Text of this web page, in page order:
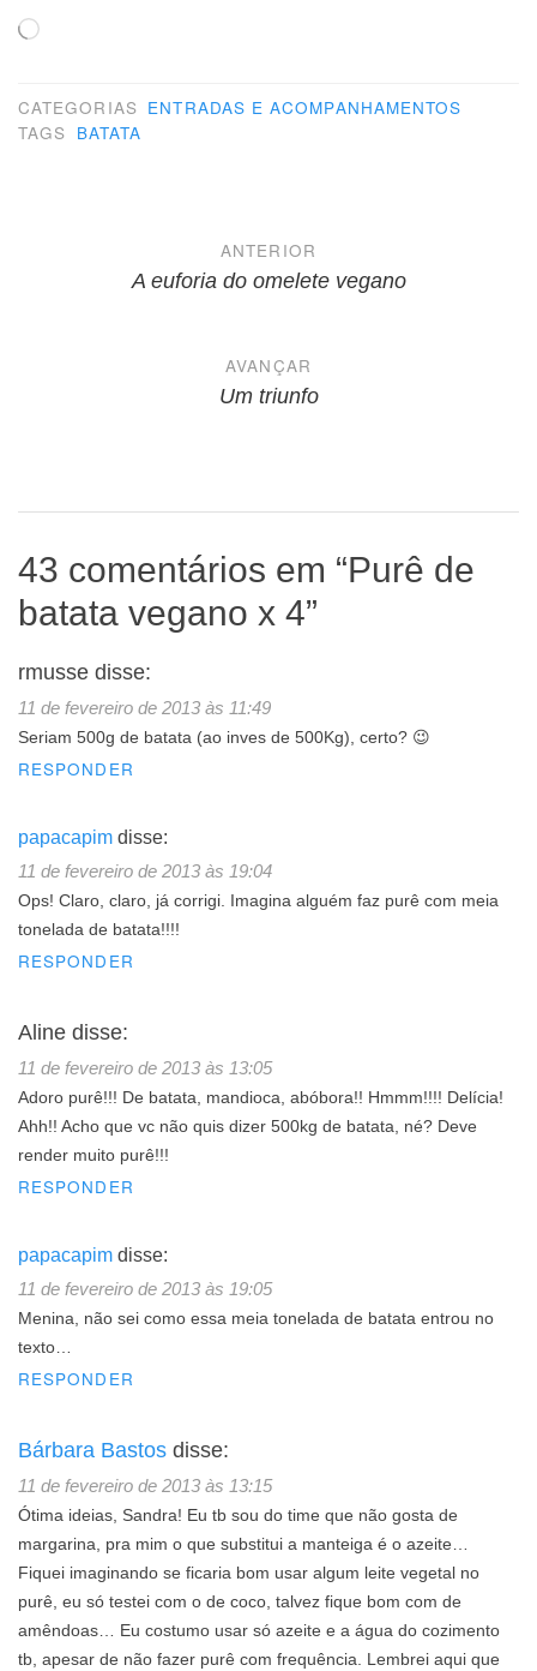
Carregando...
CATEGORIAS ENTRADAS E ACOMPANHAMENTOS
TAGS BATATA
NavegaçãoANTERIOR
A euforia do omelete vegano
AVANÇAR
Um triunfo
43 comentários em “Purê de
batata vegano x 4”
rmusse disse:
11 de fevereiro de 2013 às 11:49
Seriam 500g de batata (ao inves de 500Kg), certo? 😉
RESPONDER
papacapim disse:
11 de fevereiro de 2013 às 19:04
Ops! Claro, claro, já corrigi. Imagina alguém faz purê com meia
tonelada de batata!!!!
RESPONDER
Aline disse:
11 de fevereiro de 2013 às 13:05
Adoro purê!!! De batata, mandioca, abóbora!! Hmmm!!!! Delícia!
Ahh!! Acho que vc não quis dizer 500kg de batata, né? Deve
render muito purê!!!
RESPONDER
papacapim disse:
11 de fevereiro de 2013 às 19:05
Menina, não sei como essa meia tonelada de batata entrou no
texto…
RESPONDER
Bárbara Bastos disse:
11 de fevereiro de 2013 às 13:15
Ótima ideias, Sandra! Eu tb sou do time que não gosta de
margarina, pra mim o que substitui a manteiga é o azeite…
Fiquei imaginando se ficaria bom usar algum leite vegetal no
purê, eu só testei com o de coco, talvez fique bom com de
amêndoas… Eu costumo usar só azeite e a água do cozimento
tb, apesar de não fazer purê com frequência. Lembrei aqui que